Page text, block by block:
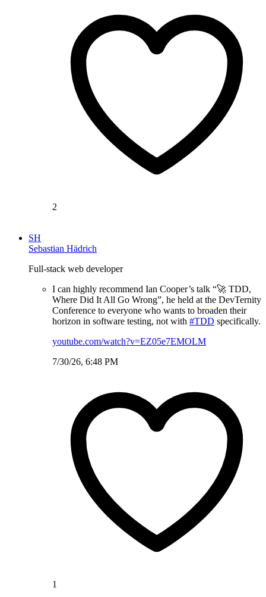
2
SH
Sebastian Hädrich
Full-stack web developer
I can highly recommend Ian Cooper’s talk “🚀 TDD,
Where Did It All Go Wrong”, he held at the DevTernity
Conference to everyone who wants to broaden their
horizon in software testing, not with #TDD specifically.
youtube.com/watch?v=EZ05e7EMOLM
7/30/26, 6:48 PM
1